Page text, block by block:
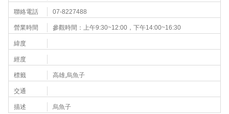
聯絡電話 07-8227488
營業時間 參觀時間：上午9:30~12:00，下午14:00~16:30
緯度
經度
標籤 高雄,烏魚子
交通
描述 烏魚子